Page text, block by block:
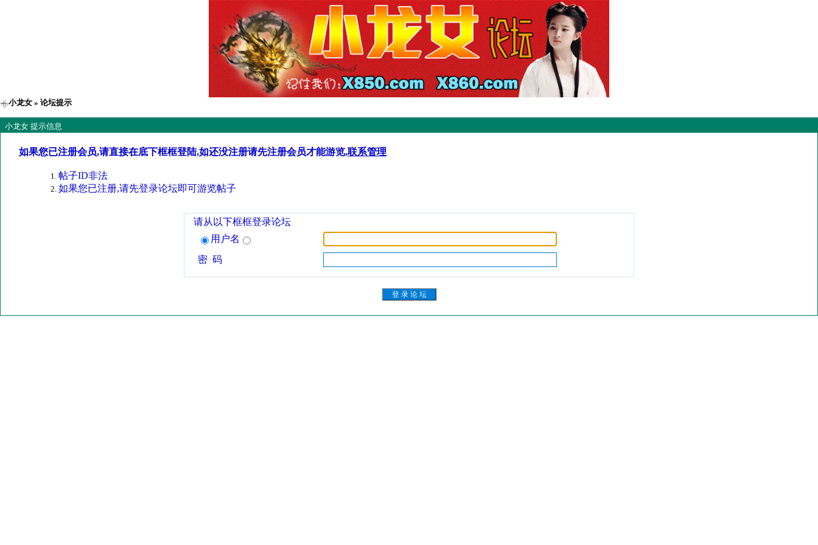
小龙女 » 论坛提示
小龙女 提示信息
如果您已注册会员,请直接在底下框框登陆,如还没注册请先注册会员才能游览,联系管理
帖子ID非法
如果您已注册,请先登录论坛即可游览帖子
请从以下框框登录论坛
用户名
密 码